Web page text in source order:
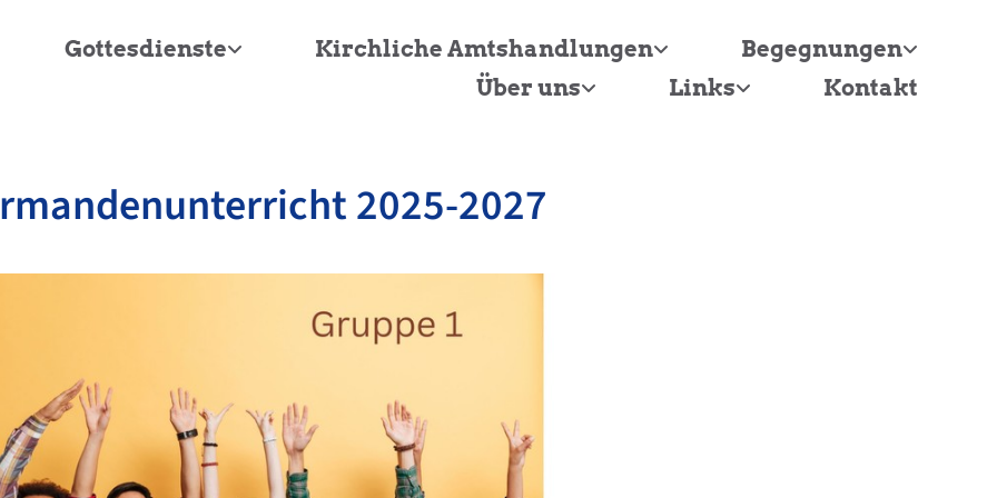
Gottesdienste Kirchliche Amtshandlungen
Begegnungen
Über uns
Links Kontakt
2025-2027